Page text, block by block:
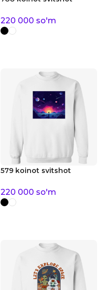
220 000 so'm
579 koinot svitshot
220 000 so'm